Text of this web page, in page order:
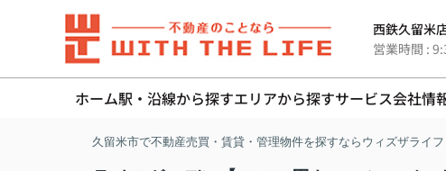
西鉄久留米
営業時間 :
ホーム駅・沿線から探すエリアから探すサービス会社情
久留米市で不動産売買・賃貸・管理物件を探すならウィズザライフ